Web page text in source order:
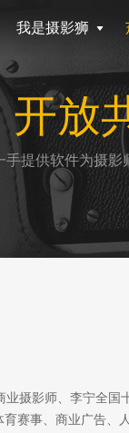
我是摄影狮
放
提供软件为摄影
摄影师、李宁全国
赛事、商业广告、